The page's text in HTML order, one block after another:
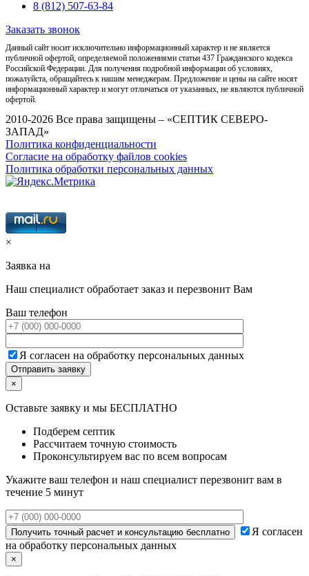
8 (812) 507-63-84
Заказать звонок
Данный сайт носит исключительно информационный характер и не является
публичной офертой, определяемой положениями статьи 437 Гражданского кодекса
Российской Федерации. Для получения подробной информации об условиях,
пожалуйста, обращайтесь к нашим менеджерам. Предложение и цены на сайте носят
информационный характер и могут отличаться от указанных, не являются публичной
офертой.
2010-2026 Все права защищены – «СЕПТИК СЕВЕРО-
ЗАПАД»
Политика конфиденциальности
Согласие на обработку файлов cookies
Политика обработки персональных данных
×
Заявка на
Наш специалист обработает заказ и перезвонит Вам
Ваш телефон
Я согласен на обработку персональных данных
×
Оставьте заявку и мы БЕСПЛАТНО
Подберем септик
Рассчитаем точную стоимость
Проконсультируем вас по всем вопросам
Укажите ваш телефон и наш специалист перезвонит вам в
течение 5 минут
Я согласен
на обработку персональных данных
×